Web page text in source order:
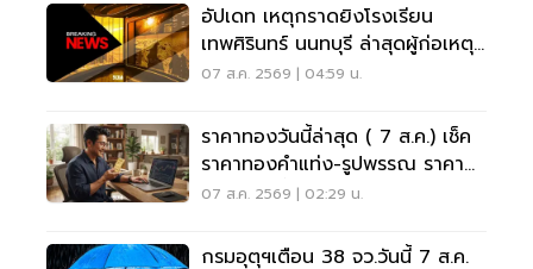
อัปเดท เหตุกราดยิงโรงเรียน
เทพศิรินทร์ นนทบุรี ล่าสุดผู้ก่อเหตุ
เสียชีวิตแล้ว
07 ส.ค. 2569 | 04:59 น.
ราคาทองวันนี้ล่าสุด ( 7 ส.ค.) เช็ค
ราคาทองคำแท่ง-รูปพรรณ ราคา
ขาย - รับซื้อ กี่บาท
07 ส.ค. 2569 | 02:29 น.
กรมอุตุฯเตือน 38 จว.วันนี้ 7 ส.ค.